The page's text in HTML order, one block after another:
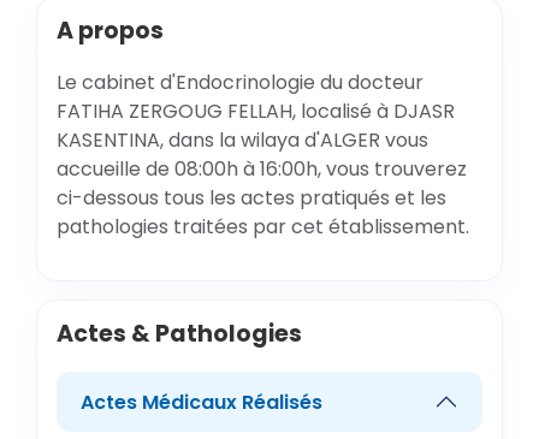
A propos
Le cabinet d'Endocrinologie du docteur
FATIHA ZERGOUG FELLAH, localisé à DJASR
KASENTINA, dans la wilaya d'ALGER vous
accueille de 08:00h à 16:00h, vous trouverez
ci-dessous tous les actes pratiqués et les
pathologies traitées par cet établissement.
Actes & Pathologies
Actes Médicaux Réalisés